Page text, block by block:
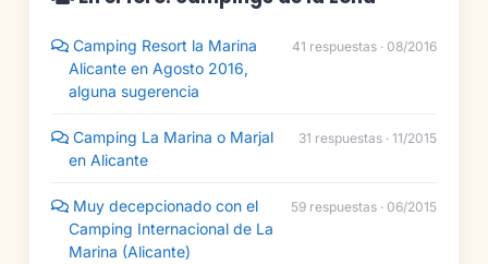
Camping Resort la Marina
Alicante en Agosto 2016,
alguna sugerencia
41 respuestas · 08/2016
Camping La Marina o Marjal
en Alicante
31 respuestas · 11/2015
Muy decepcionado con el
Camping Internacional de La
Marina (Alicante)
59 respuestas · 06/2015